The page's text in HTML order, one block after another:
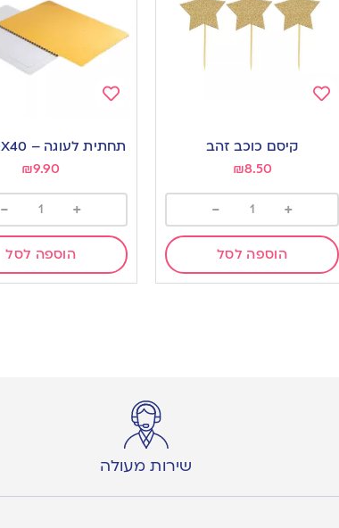
wishlist
קיסם כוכב זהב
₪8.50
+
-
הוספה לסל
to
תחתית לעוגה – 30X40 ס”מ
₪9.90
+
-
הוספה לסל
שירות מעולה